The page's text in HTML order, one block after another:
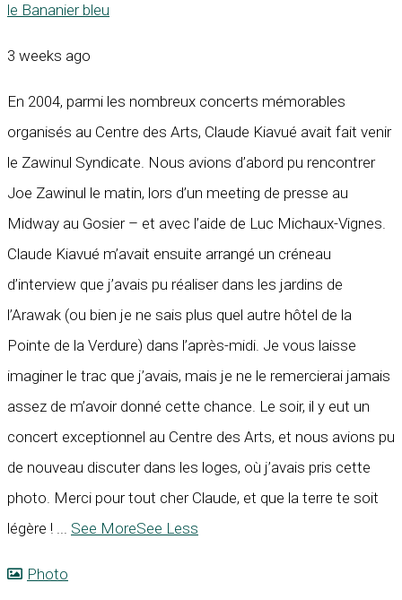
le Bananier bleu
3 weeks ago
En 2004, parmi les nombreux concerts mémorables
organisés au Centre des Arts, Claude Kiavué avait fait venir
le Zawinul Syndicate. Nous avions d’abord pu rencontrer
Joe Zawinul le matin, lors d’un meeting de presse au
Midway au Gosier – et avec l’aide de Luc Michaux-Vignes.
Claude Kiavué m’avait ensuite arrangé un créneau
d’interview que j’avais pu réaliser dans les jardins de
l’Arawak (ou bien je ne sais plus quel autre hôtel de la
Pointe de la Verdure) dans l’après-midi. Je vous laisse
imaginer le trac que j’avais, mais je ne le remercierai jamais
assez de m’avoir donné cette chance. Le soir, il y eut un
concert exceptionnel au Centre des Arts, et nous avions pu
de nouveau discuter dans les loges, où j’avais pris cette
photo. Merci pour tout cher Claude, et que la terre te soit
légère ! ... See MoreSee Less
Photo